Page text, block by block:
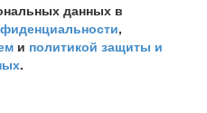
данных в
,
и политикой защиты и
.